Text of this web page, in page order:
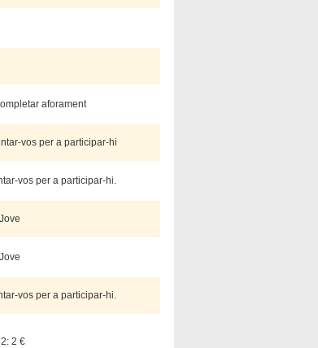
aforament
vos per a participar-hi
vos per a participar-hi.
vos per a participar-hi.
2 €